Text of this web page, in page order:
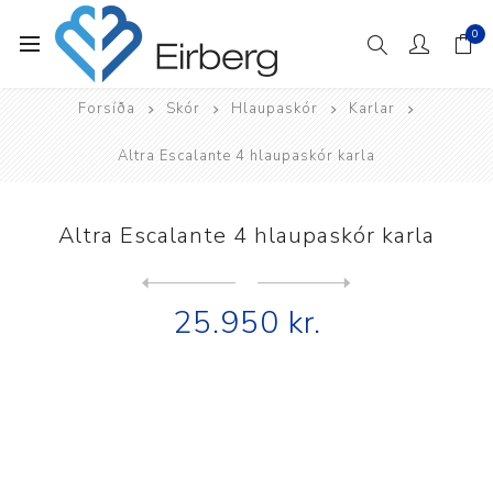
0
Forsíða Skór Hlaupaskór Karlar
Altra Escalante 4 hlaupaskór karla
Altra Escalante 4 hlaupaskór karla
25.950 kr.